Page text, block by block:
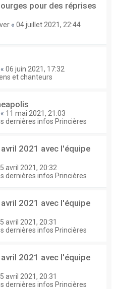
pour des réprises
« 04 juillet 2021, 22:44
« 06 juin 2021, 17:32
et chanteurs
« 11 mai 2021, 21:03
dernières infos Princières
2021 avec l'équipe
avril 2021, 20:32
dernières infos Princières
2021 avec l'équipe
avril 2021, 20:31
dernières infos Princières
2021 avec l'équipe
avril 2021, 20:31
dernières infos Princières